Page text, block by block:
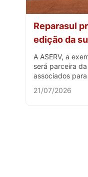
Reparasul
edição da
A ASERV, a
será parceira
associados
21/07/2026